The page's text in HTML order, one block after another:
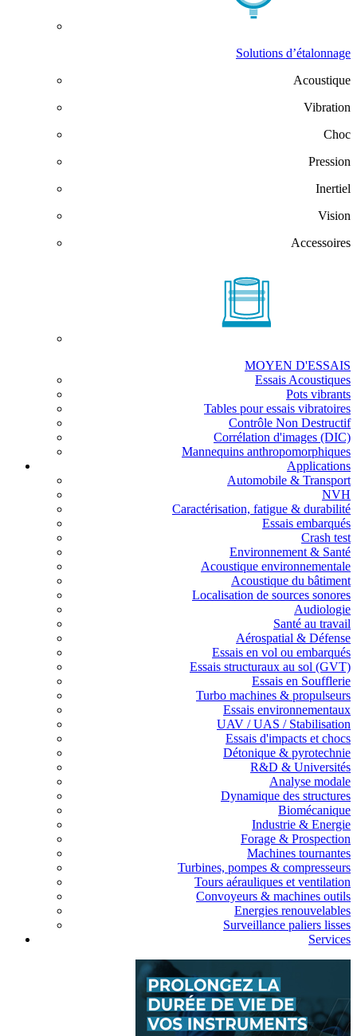
Solutions d’étalonnage
Acoustique
Vibration
Choc
Pression
Inertiel
Vision
Accessoires
MOYEN D'ESSAIS
Essais Acoustiques
Pots vibrants
Tables pour essais vibratoires
Contrôle Non Destructif
Corrélation d'images (DIC)
Mannequins anthropomorphiques
Applications
Automobile & Transport
NVH
Caractérisation, fatigue & durabilité
Essais embarqués
Crash test
Environnement & Santé
Acoustique environnementale
Acoustique du bâtiment
Localisation de sources sonores
Audiologie
Santé au travail
Aérospatial & Défense
Essais en vol ou embarqués
Essais structuraux au sol (GVT)
Essais en Soufflerie
Turbo machines & propulseurs
Essais environnementaux
UAV / UAS / Stabilisation
Essais d'impacts et chocs
Détonique & pyrotechnie
R&D & Universités
Analyse modale
Dynamique des structures
Biomécanique
Industrie & Energie
Forage & Prospection
Machines tournantes
Turbines, pompes & compresseurs
Tours aérauliques et ventilation
Convoyeurs & machines outils
Energies renouvelables
Surveillance paliers lisses
Services